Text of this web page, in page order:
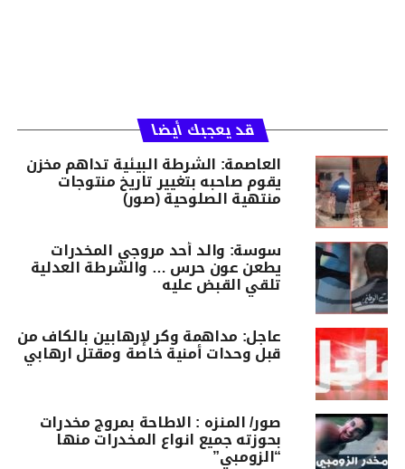
قد يعجبك أيضا
العاصمة: الشرطة البيئية تداهم مخزن
يقوم صاحبه بتغيير تاريخ منتوجات
منتهية الصلوحية (صور)
سوسة: والد أحد مروجي المخدرات
يطعن عون حرس … والشرطة العدلية
تلقي القبض عليه
عاجل: مداهمة وكر لإرهابين بالكاف من
قبل وحدات أمنية خاصة ومقتل ارهابي
صور/ المنزه : الاطاحة بمروج مخدرات
بحوزته جميع انواع المخدرات منها
“الزومبي”